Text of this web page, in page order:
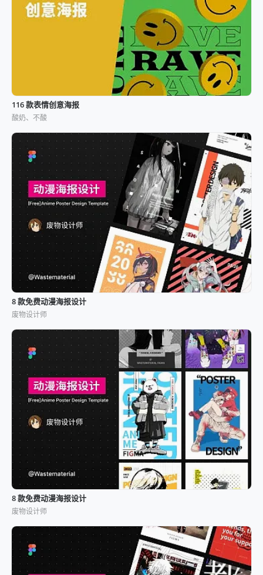
116 款表情创意海报
酸奶、不酸
8 款免费动漫海报设计
废物设计师
8 款免费动漫海报设计
废物设计师